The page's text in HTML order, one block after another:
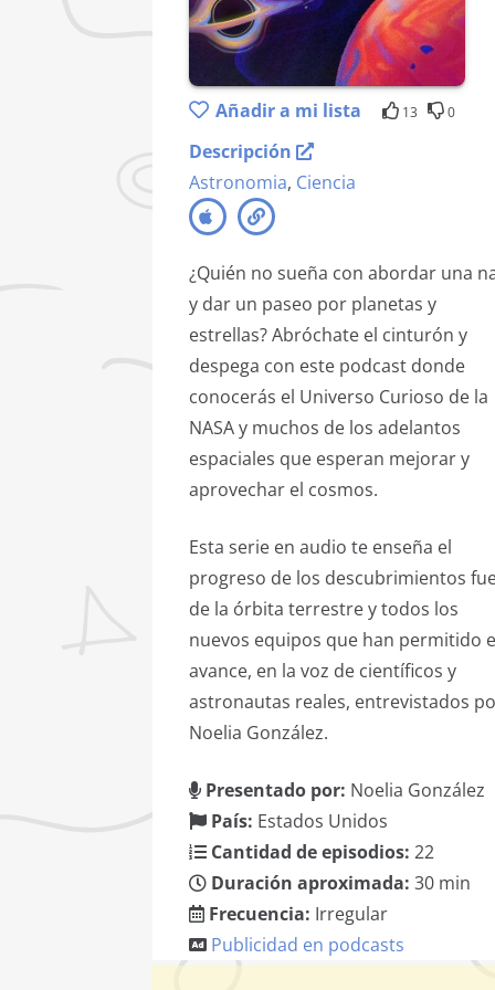
Añadir a mi lista 13 0
Descripción
Astronomia, Ciencia
¿Quién no sueña con abordar una
y dar un paseo por planetas y
estrellas? Abróchate el cinturón y
despega con este podcast donde
conocerás el Universo Curioso de la
NASA y muchos de los adelantos
espaciales que esperan mejorar y
aprovechar el cosmos.
Esta serie en audio te enseña el
progreso de los descubrimientos
de la órbita terrestre y todos los
nuevos equipos que han permitido
avance, en la voz de científicos y
astronautas reales, entrevistados
Noelia González.
Presentado por: Noelia González
País: Estados Unidos
Cantidad de episodios: 22
Duración aproximada: 30 min
Frecuencia: Irregular
Publicidad en podcasts